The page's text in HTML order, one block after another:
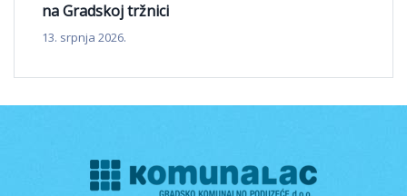
na Gradskoj tržnici
13. srpnja 2026.